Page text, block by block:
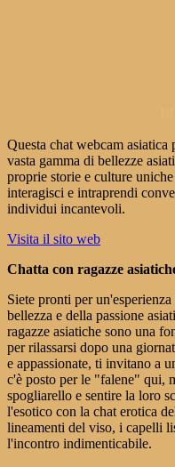
 
Questa chat webcam
vasta gamma di bellezze
proprie storie e culture
interagisci e intraprendi
individui incantevoli.
Visita il sito web
Chatta con ragazze
Siete pronti per
bellezza e della passione
ragazze asiatiche sono una
per rilassarsi dopo una
e appassionate, ti invitano a
c'è posto per le "falene" qui,
spogliarello e sentire la loro
l'esotico con la chat erotica
lineamenti del viso, i capelli
l'incontro indimenticabile.